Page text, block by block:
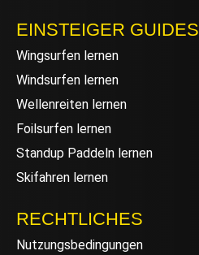
EINSTEIGER GUIDES
Wingsurfen lernen
Windsurfen lernen
Wellenreiten lernen
Foilsurfen lernen
Standup Paddeln lernen
Skifahren lernen
RECHTLICHES
Nutzungsbedingungen